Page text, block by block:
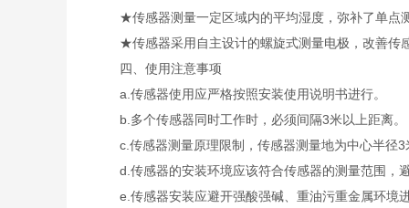
★传感器测量一定区域内的平均湿度，弥补了单点
★传感器采用自主设计的螺旋式测量电极，改善传
四、使用注意事项
a.传感器使用应严格按照安装使用说明书进行。
b.多个传感器同时工作时，必须间隔3米以上距离。
c.传感器测量原理限制，传感器测量地为中心半径3
d.传感器的安装环境应该符合传感器的测量范围，
e.传感器安装应避开强酸强碱、重油污重金属环境